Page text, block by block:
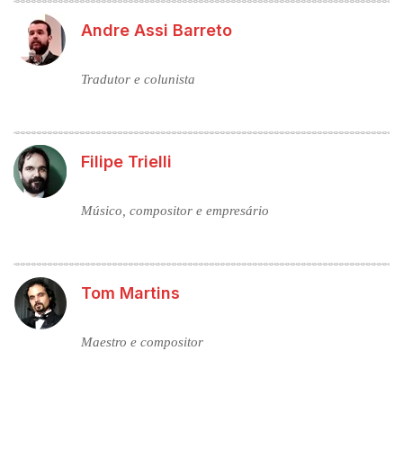
Andre Assi Barreto
Tradutor e colunista
Filipe Trielli
Músico, compositor e empresário
Tom Martins
Maestro e compositor